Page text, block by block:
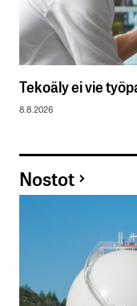
Tekoäly ei vie
8.8.2026
Nostot